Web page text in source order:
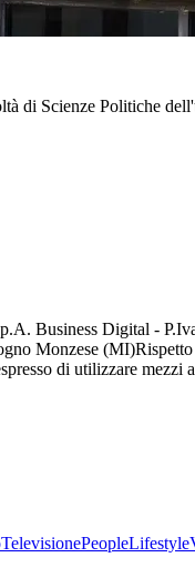
di Scienze Politiche
Business Digital -
Monzese (MI)
di utilizzare mezzi
TelevisionePeopleLifestyle